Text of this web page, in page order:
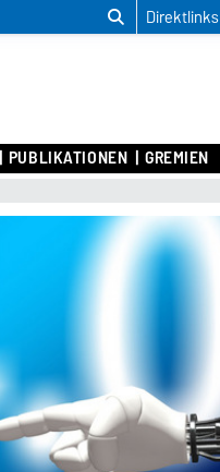
Direktlinks
PUBLIKATIONEN GREMIEN